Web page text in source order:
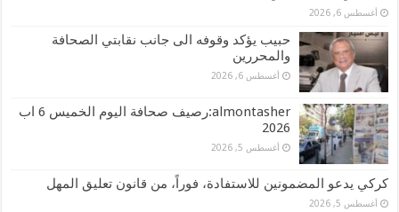
أغسطس 6, 2026
حبيب يؤكد وقوفه الى جانب نقابتي الصحافة
والمحررين
أغسطس 6, 2026
almontasher:رصيف صحافة اليوم الخميس 6 اب
2026
أغسطس 5, 2026
كركي يدعو المضمونين للاستفادة، فوراً، من قانون تعليق المهل
أغسطس 5, 2026